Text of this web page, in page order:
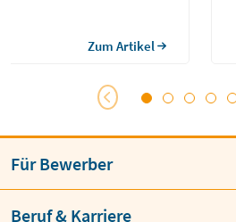
Zum Artikel
Für Bewerber
Beruf & Karriere